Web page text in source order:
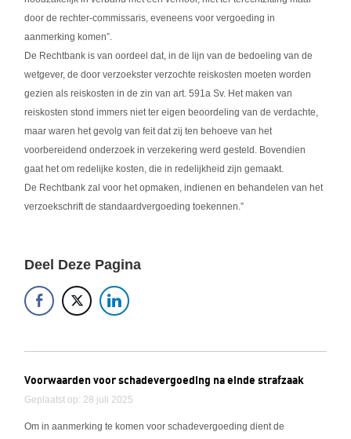
door de rechter-commissaris, eveneens voor vergoeding in
aanmerking komen”.
De Rechtbank is van oordeel dat, in de lijn van de bedoeling van de
wetgever, de door verzoekster verzochte reiskosten moeten worden
gezien als reiskosten in de zin van art. 591a Sv. Het maken van
reiskosten stond immers niet ter eigen beoordeling van de verdachte,
maar waren het gevolg van feit dat zij ten behoeve van het
voorbereidend onderzoek in verzekering werd gesteld. Bovendien
gaat het om redelijke kosten, die in redelijkheid zijn gemaakt.
De Rechtbank zal voor het opmaken, indienen en behandelen van het
verzoekschrift de standaardvergoeding toekennen.”
Deel Deze Pagina
Voorwaarden voor schadevergoeding na einde strafzaak
Geplaatst op: 28 juli 2025
Om in aanmerking te komen voor schadevergoeding dient de